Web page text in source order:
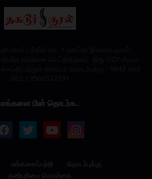
எங்களை பின் தொடர்க..
எங்களைப்பற்றி
தொடர்புக்கு
தனியுரிமை கொள்கை